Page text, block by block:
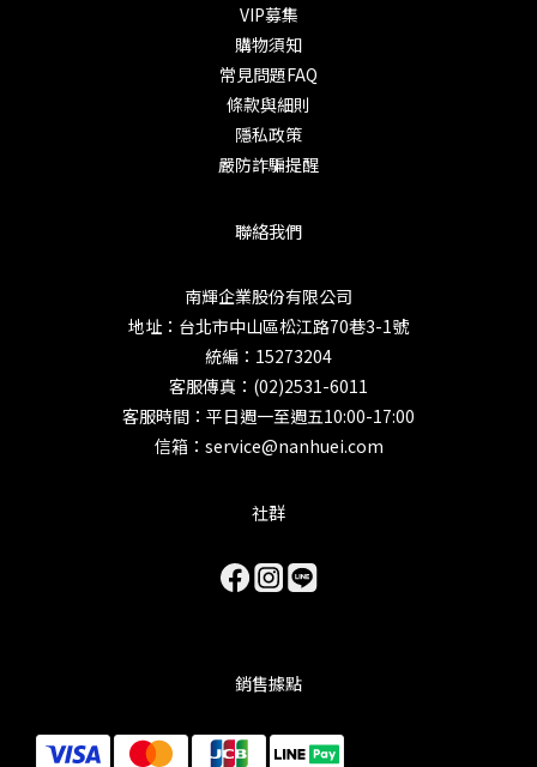
VIP募集
購物須知
常見問題FAQ
條款與細則
隱私政策
嚴防詐騙提醒
聯絡我們
南輝企業股份有限公司
地址：台北市中山區松江路70巷3-1號
統編：15273204
客服傳真：(02)2531-6011
客服時間：平日週一至週五10:00-17:00
信箱：service@nanhuei.com
社群
銷售據點